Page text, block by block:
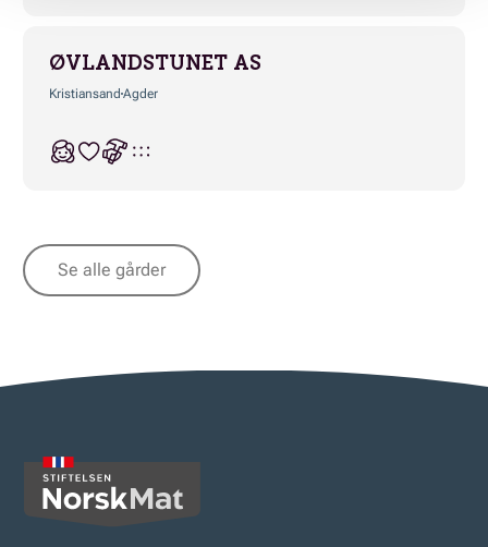
ØVLANDSTUNET AS
KristiansandAgder
Se alle gårder